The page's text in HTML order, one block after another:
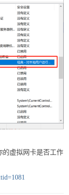
的虚拟网卡是否工作